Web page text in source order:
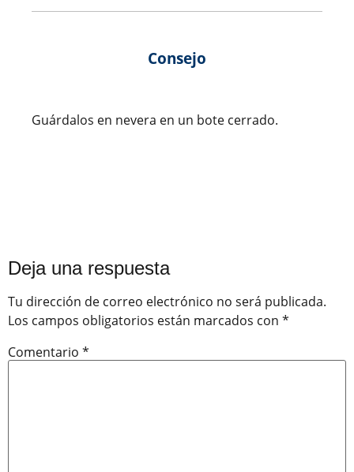
Consejo
Guárdalos en nevera en un bote cerrado.
Deja una respuesta
Tu dirección de correo electrónico no será publicada.
Los campos obligatorios están marcados con *
Comentario *